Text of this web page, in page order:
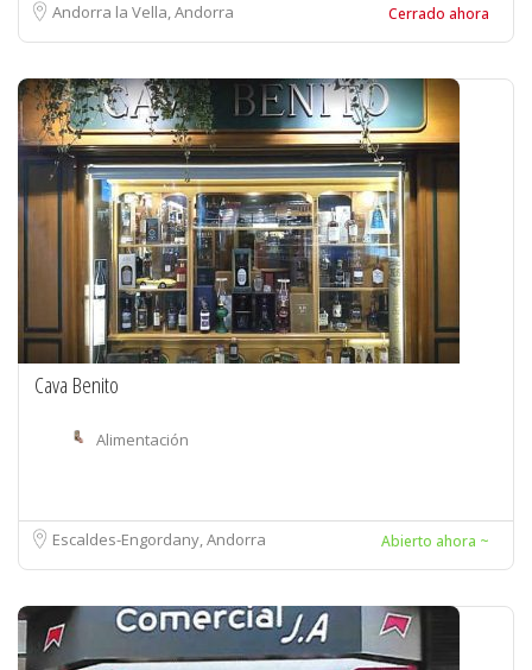
Andorra la Vella, Andorra Cerrado ahora
Cava Benito
Alimentación
Escaldes-Engordany, Andorra Abierto ahora ~